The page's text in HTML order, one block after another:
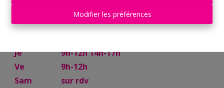
Modifier les préférences
14h-17h
Ma
9h-12h 14h-17h
Je
9h-12h 14h-17h
Ve
9h-12h
Sam
sur rdv